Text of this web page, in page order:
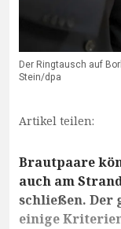
Der Ringtausch auf
Stein/dpa
Artikel teilen:
Brautpaare
auch am
schließen. Der
einige